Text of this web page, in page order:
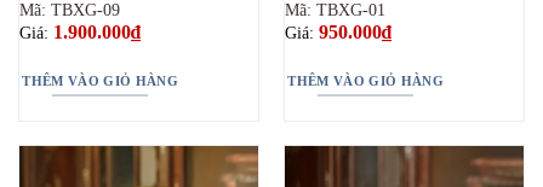
Mã: TBXG-09
Giá: 1.900.000₫
THÊM VÀO GIỎ HÀNG
Mã: TBXG-01
Giá: 950.000₫
THÊM VÀO GIỎ HÀNG